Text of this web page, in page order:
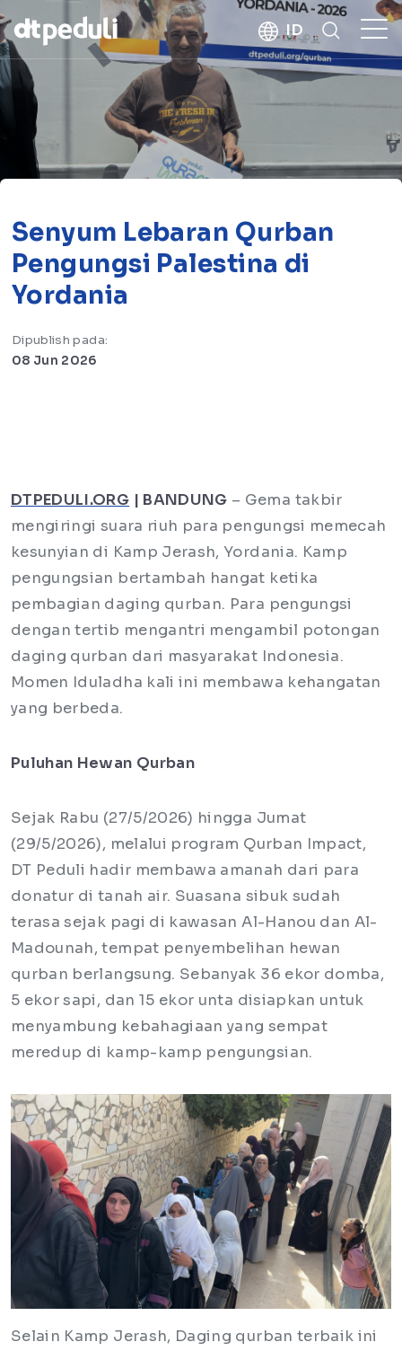
ID
Senyum Lebaran Qurban
Pengungsi Palestina di
Yordania
Dipublish pada:
08 Jun 2026
DTPEDULI.ORG | BANDUNG – Gema takbir
mengiringi suara riuh para pengungsi memecah
kesunyian di Kamp Jerash, Yordania. Kamp
pengungsian bertambah hangat ketika
pembagian daging qurban. Para pengungsi
dengan tertib mengantri mengambil potongan
daging qurban dari masyarakat Indonesia.
Momen Iduladha kali ini membawa kehangatan
yang berbeda.
Puluhan Hewan Qurban
Sejak Rabu (27/5/2026) hingga Jumat
(29/5/2026), melalui program Qurban Impact,
DT Peduli hadir membawa amanah dari para
donatur di tanah air. Suasana sibuk sudah
terasa sejak pagi di kawasan Al-Hanou dan Al-
Madounah, tempat penyembelihan hewan
qurban berlangsung. Sebanyak 36 ekor domba,
5 ekor sapi, dan 15 ekor unta disiapkan untuk
menyambung kebahagiaan yang sempat
meredup di kamp-kamp pengungsian.
Selain Kamp Jerash, Daging qurban terbaik ini